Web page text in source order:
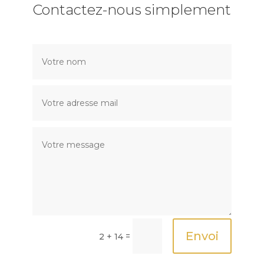
Contactez-nous simplement
2 + 14 = Envoi